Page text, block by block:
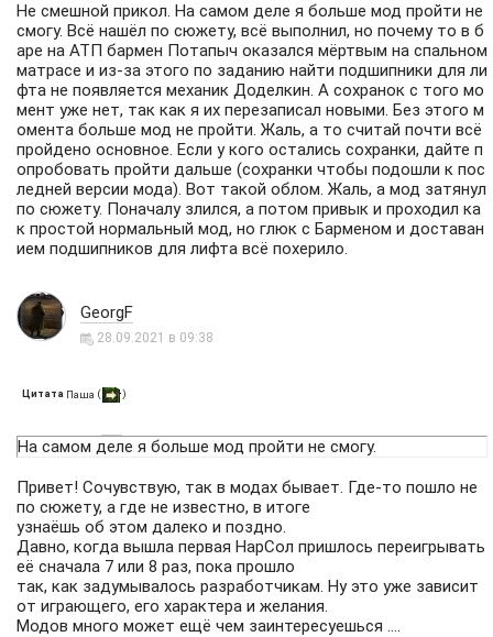
Не смешной прикол. На самом деле я больше мод пройти не
смогу. Всё нашёл по сюжету, всё выполнил, но почему то в б
аре на АТП бармен Потапыч оказался мёртвым на спальном
матрасе и из-за этого по заданию найти подшипники для ли
фта не появляется механик Доделкин. А сохранок с того мо
мент уже нет, так как я их перезаписал новыми. Без этого м
омента больше мод не пройти. Жаль, а то считай почти всё
пройдено основное. Если у кого остались сохранки, дайте п
опробовать пройти дальше (сохранки чтобы подошли к пос
ледней версии мода). Вот такой облом. Жаль, а мод затянул
по сюжету. Поначалу злился, а потом привык и проходил ка
к простой нормальный мод, но глюк с Барменом и доставан
ием подшипников для лифта всё похерило.
GeorgF
28.09.2021 в 09:38
Цитата Паша ( )
На самом деле я больше мод пройти не смогу.
Привет! Сочувствую, так в модах бывает. Где-то пошло не
по сюжету, а где не известно, в итоге
узнаёшь об этом далеко и поздно.
Давно, когда вышла первая НарСол пришлось переигрывать
её сначала 7 или 8 раз, пока прошло
так, как задумывалось разработчикам. Ну это уже зависит
от играющего, его характера и желания.
Модов много может ещё чем заинтересуешься ....